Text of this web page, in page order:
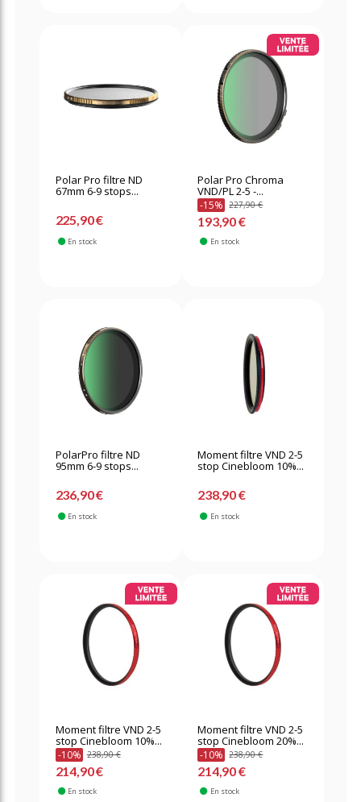
Polar Pro filtre ND
67mm 6-9 stops...
225,90 €
En stock
Polar Pro Chroma
VND/PL 2-5 -...
-15% 227,90 €
193,90 €
En stock
PolarPro filtre ND
95mm 6-9 stops...
236,90 €
En stock
Moment filtre VND 2-5
stop Cinebloom 10%...
238,90 €
En stock
Moment filtre VND 2-5
stop Cinebloom 10%...
-10% 238,90 €
214,90 €
En stock
Moment filtre VND 2-5
stop Cinebloom 20%...
-10% 238,90 €
214,90 €
En stock